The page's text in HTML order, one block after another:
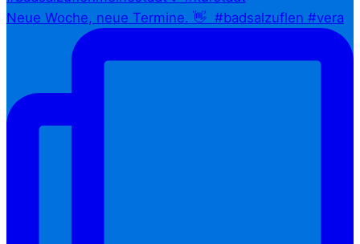
Neue Woche, neue Termine. 👋⁠ ⁠ #badsalzuflen #vera